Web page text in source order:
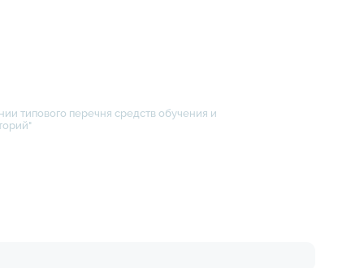
типового перечня средств обучения и